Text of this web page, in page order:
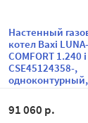
Настенный
котел Baxi
COMFORT 1.240 i
CSE45124358-,
одноконтурный,
кВт, выносная
панель
91 060 р.